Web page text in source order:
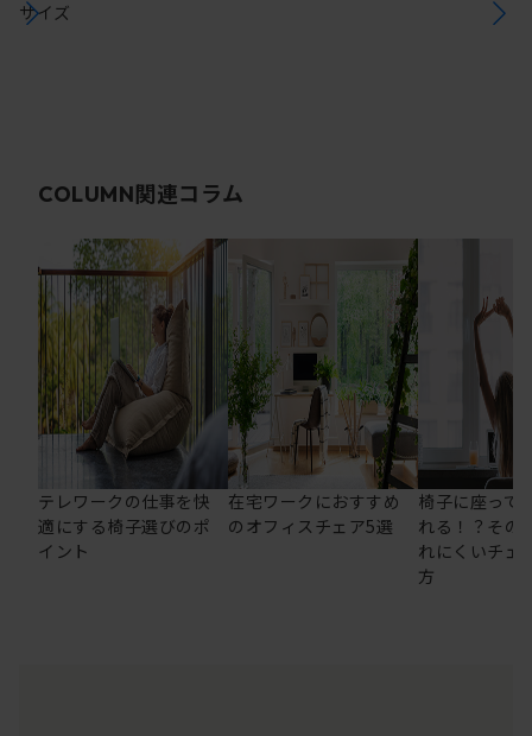
サイズ
COLUMN関連コラム
テレワークの仕事を快
適にする椅子選びのポ
イント
在宅ワークにおすすめ
のオフィスチェア5選
椅子に座って
れる！？その
れにくいチェ
方